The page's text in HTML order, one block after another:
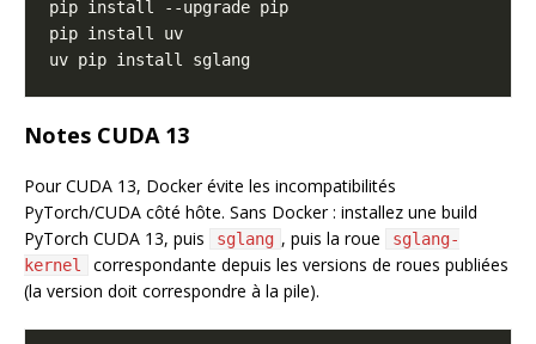
Notes CUDA 13
Pour CUDA 13, Docker évite les incompatibilités
PyTorch/CUDA côté hôte. Sans Docker : installez une build
PyTorch CUDA 13, puis
sglang , puis la roue
sglang-
kernel
correspondante depuis les versions de roues publiées
(la version doit correspondre à la pile).